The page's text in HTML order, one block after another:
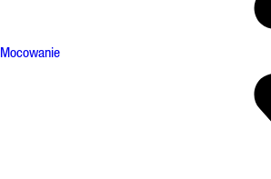
Mocowanie